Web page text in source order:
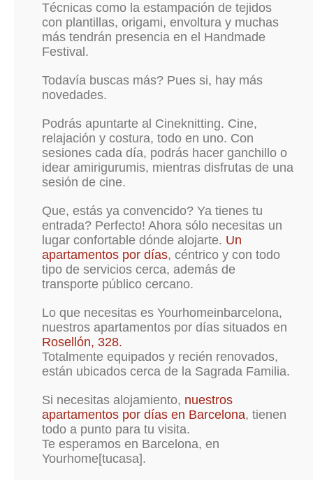
Técnicas como la estampación de tejidos
con plantillas, origami, envoltura y muchas
más tendrán presencia en el Handmade
Festival.
Todavía buscas más? Pues si, hay más
novedades.
Podrás apuntarte al Cineknitting. Cine,
relajación y costura, todo en uno. Con
sesiones cada día, podrás hacer ganchillo o
idear amirigurumis, mientras disfrutas de una
sesión de cine.
Que, estás ya convencido? Ya tienes tu
entrada? Perfecto! Ahora sólo necesitas un
lugar confortable dónde alojarte. Un
apartamentos por días, céntrico y con todo
tipo de servicios cerca, además de
transporte público cercano.
Lo que necesitas es Yourhomeinbarcelona,
nuestros apartamentos por días situados en
Rosellón, 328.
Totalmente equipados y recién renovados,
están ubicados cerca de la Sagrada Familia.
Si necesitas alojamiento, nuestros
apartamentos por días en Barcelona, tienen
todo a punto para tu visita.
Te esperamos en Barcelona, en
Yourhome[tucasa].